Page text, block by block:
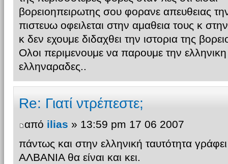
βορειοηπειρωτης σου φορανε απευθειας
πιστευω οφειλεται στην αμαθεια τους κ
κ δεν εχουμε διδαχθει την ιστορια της
Ολοι περιμενουμε να παρουμε την
ελληναραδες..
Re: Γιατί ντρέπεστε;
από ilias » 13:59 pm 17 06 2007
πάντως και στην ελληνική ταυτότητα
ΑΛΒΑΝΙΑ θα είναι και κει.